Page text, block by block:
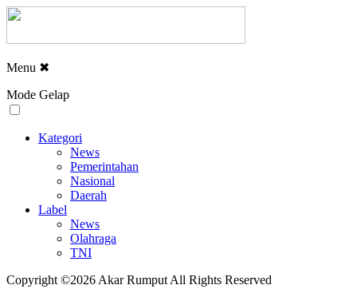
Menu ✖
Mode Gelap
Kategori
News
Pemerintahan
Nasional
Daerah
Label
News
Olahraga
TNI
Copyright ©2026 Akar Rumput All Rights Reserved